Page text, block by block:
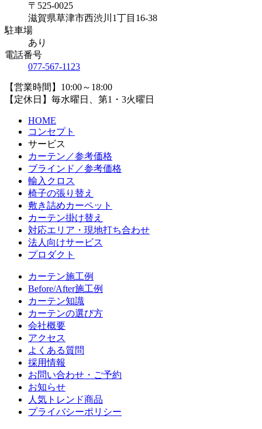
〒525-0025
滋賀県草津市西渋川1丁目16-38
駐車場
あり
電話番号
077-567-1123
【営業時間】10:00～18:00
【定休日】毎水曜日、第1・3火曜日
HOME
コンセプト
サービス
カーテン／参考価格
ブラインド／参考価格
輸入クロス
椅子の張り替え
敷き詰めカーペット
カーテン掛け替え
対応エリア・現地打ち合わせ
法人向けサービス
プロダクト
カーテン施工例
Before/After施工例
カーテン知識
カーテンの選び方
会社概要
アクセス
よくある質問
採用情報
お問い合わせ・ご予約
お知らせ
人気トレンド商品
プライバシーポリシー